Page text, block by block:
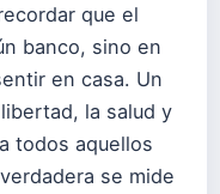
que el
banco, sino en
en casa. Un
la salud y
todos aquellos
se mide